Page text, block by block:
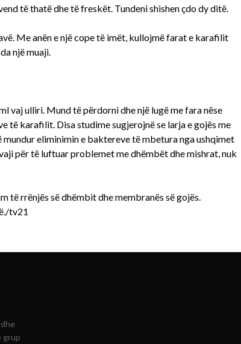
të thatë dhe të freskët. Tundeni shishen çdo dy ditë.
Me anën e një cope të imët, kullojmë farat e karafilit
një muaji.
vaj ulliri. Mund të përdorni dhe një lugë me fara nëse
të karafilit. Disa studime sugjerojnë se larja e gojës me
eliminimin e baktereve të mbetura nga ushqimet
për të luftuar problemet me dhëmbët dhe mishrat, nuk
të rrënjës së dhëmbit dhe membranës së gojës.
tv21
grup